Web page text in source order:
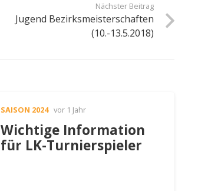
Nächster Beitrag
Jugend Bezirksmeisterschaften
(10.-13.5.2018)
SAISON 2024 vor 1 Jahr
Wichtige Information
für LK-Turnierspieler